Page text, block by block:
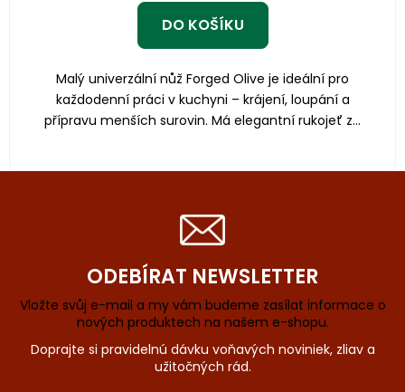
DO KOŠÍKU
Malý univerzální nůž Forged Olive je ideální pro
každodenní práci v kuchyni – krájení, loupání a
přípravu menších surovin. Má elegantní rukojeť z...
ODEBÍRAT NEWSLETTER
Vložte svůj e-mail a my vám budeme zasílat informace o
nových produktech na našem e-shopu.